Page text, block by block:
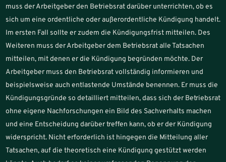
muss der Arbeitgeber den Betriebsrat darüber unterrichten, ob es
sich um eine ordentliche oder außerordentliche Kündigung handelt.
Im ersten Fall sollte er zudem die Kündigungsfrist mitteilen. Des
Weiteren muss der Arbeitgeber dem Betriebsrat alle Tatsachen
mitteilen, mit denen er die Kündigung begründen möchte. Der
Arbeitgeber muss den Betriebsrat vollständig informieren und
beispielsweise auch entlastende Umstände benennen. Er muss die
Kündigungsgründe so detailliert mitteilen, dass sich der Betriebsrat
ohne eigene Nachforschungen ein Bild des Sachverhalts machen
und eine Entscheidung darüber treffen kann, ob er der Kündigung
widerspricht. Nicht erforderlich ist hingegen die Mitteilung aller
Tatsachen, auf die theoretisch eine Kündigung gestützt werden